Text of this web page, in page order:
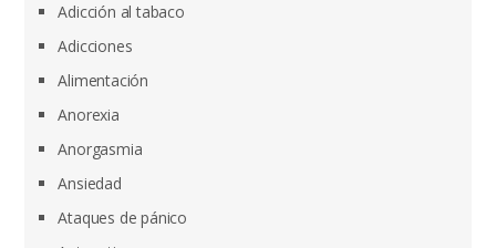
Adicción al tabaco
Adicciones
Alimentación
Anorexia
Anorgasmia
Ansiedad
Ataques de pánico